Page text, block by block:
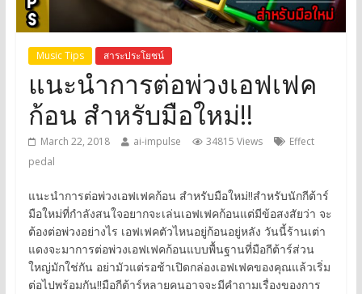
Music Tips สาระประโยชน์
แนะนำการต่อพ่วงเอฟเฟค
ก้อน สำหรับมือใหม่!!
March 22, 2018 ai-impulse 34815 Views
Effect
pedal
แนะนำการต่อพ่วงเอฟเฟคก้อน สำหรับมือใหม่!!สำหรับนักกีต้าร์
มือใหม่ที่กำลังสนใจอยากจะเล่นเอฟเฟคก้อนแต่มีข้อสงสัยว่า จะ
ต้องต่อพ่วงอย่างไร เอฟเฟคตัวไหนอยู่ก้อนอยู่หลัง วันนี้ร้านเต่า
แดงจะมาการต่อพ่วงเอฟเฟคก้อนแบบพื้นฐานที่มือกีต้าร์ส่วน
ใหญ่มักใช่กัน อย่ามัวแต่รอช้าเปิดกล่องเอฟเฟคของคุณแล้วเริ่ม
ต่อไปพร้อมกัน!!มือกีต้าร์หลายคนอาจจะมีคำถามเรื่องของการ